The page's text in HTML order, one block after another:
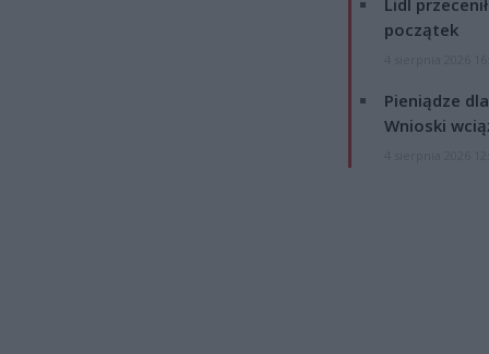
Lidl
początek
Pieniądze
Wnioski